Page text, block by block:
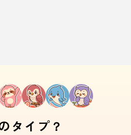
タイプ？